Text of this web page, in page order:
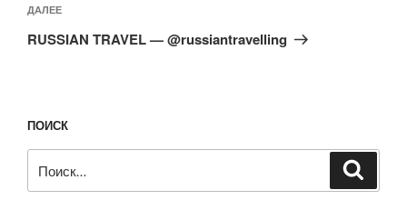
Следующая
запись
ДАЛЕЕ
RUSSIAN TRAVEL — @russiantravelling
ПОИСК